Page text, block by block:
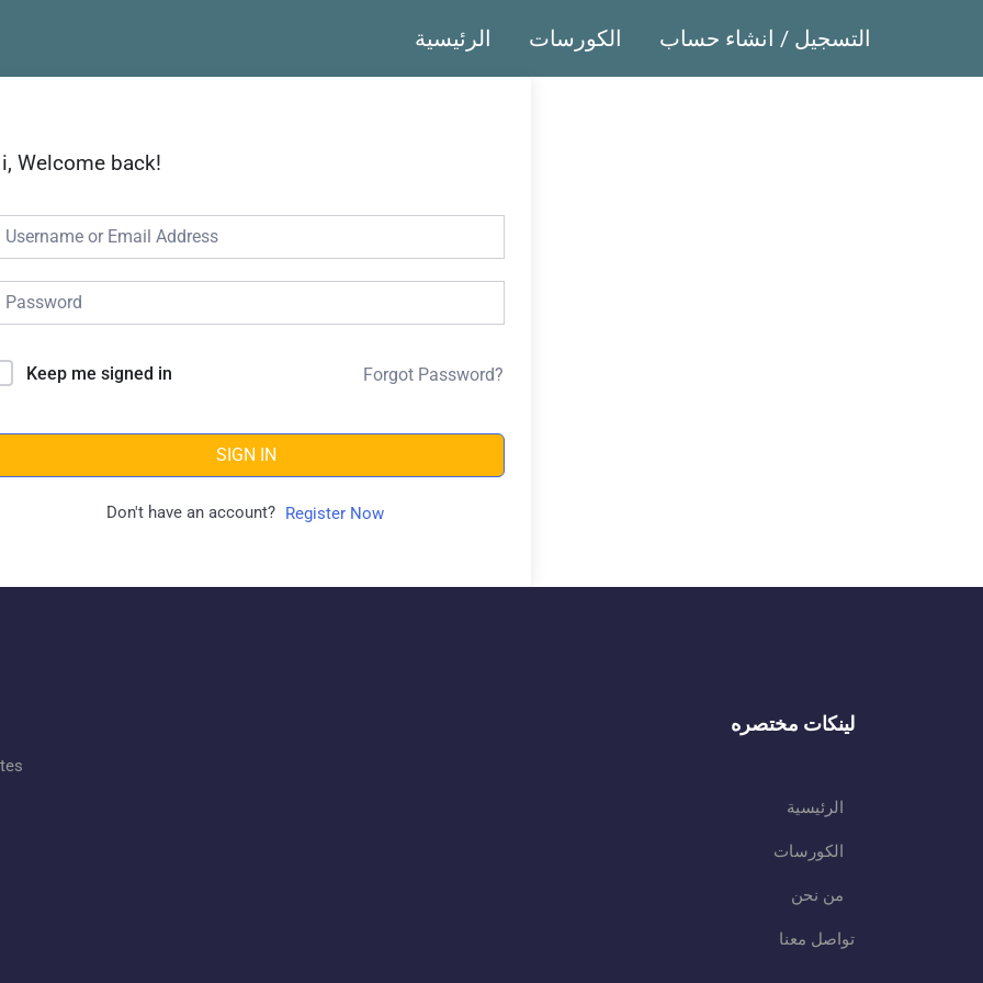
الرئيسية الكورسات التسجيل / انشاء حساب
Welcome back!
Keep me signed in Forgot Password?
SIGN IN
Don't have an account? Register Now
لينكات مختصره
الرئيسية
الكورسات
من نحن
تواصل معنا